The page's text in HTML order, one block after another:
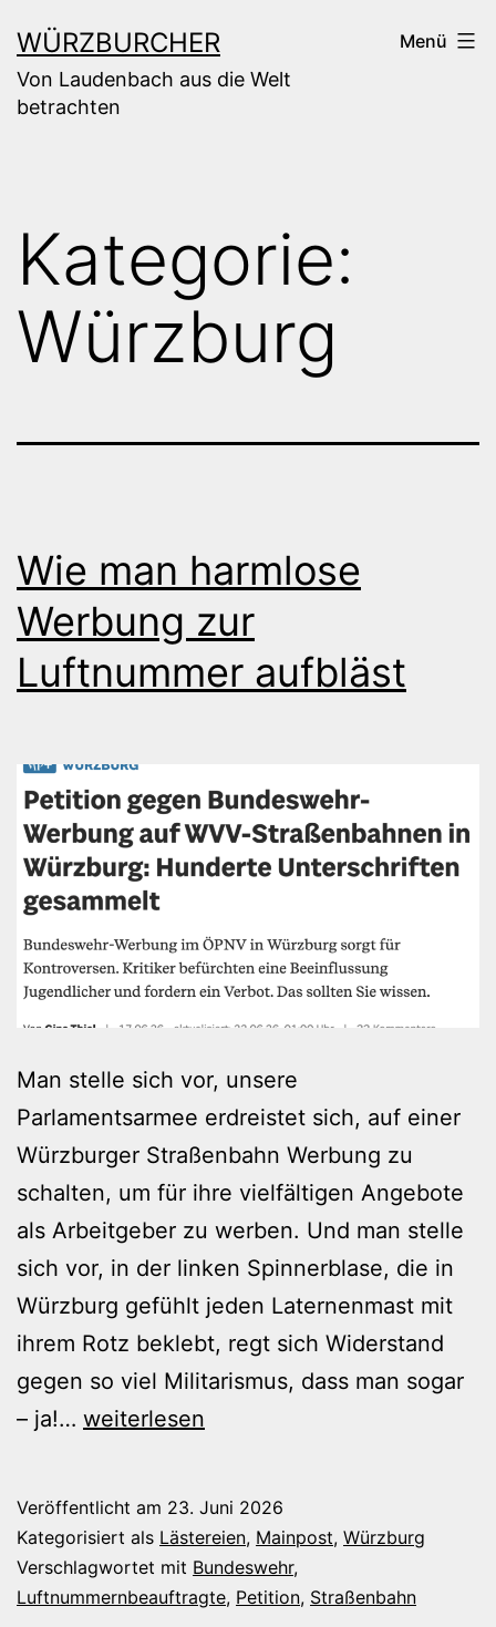
Inhalt
springen
WÜRZBURCHER
Von Laudenbach aus die Welt
betrachten
Menü
Kategorie:
Würzburg
Wie man harmlose
Werbung zur
Luftnummer aufbläst
Man stelle sich vor, unsere
Parlamentsarmee erdreistet sich, auf einer
Würzburger Straßenbahn Werbung zu
schalten, um für ihre vielfältigen Angebote
als Arbeitgeber zu werben. Und man stelle
sich vor, in der linken Spinnerblase, die in
Würzburg gefühlt jeden Laternenmast mit
ihrem Rotz beklebt, regt sich Widerstand
gegen so viel Militarismus, dass man sogar
– ja!… Wie
Werbung
zur
Luftnummer
weiterlesen
Veröffentlicht am 23. Juni 2026
Kategorisiert als Lästereien, Mainpost, Würzburg
Verschlagwortet mit Bundeswehr,
Luftnummernbeauftragte, Petition, Straßenbahn